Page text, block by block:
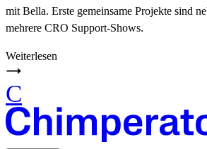
mit Bella. Erste gemeinsame Projekte sind
mehrere CRO Support-Shows.
Weiterlesen
C